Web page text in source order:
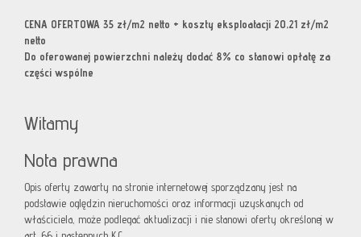
CENA OFERTOWA 35 zł/m2 netto + koszty eksploatacji 20,21 zł/m2
netto
Do oferowanej powierzchni należy dodać 8% co stanowi opłatę za
części wspólne
Witamy
Nota prawna
Opis oferty zawarty na stronie internetowej sporządzany jest na
podstawie oględzin nieruchomości oraz informacji uzyskanych od
właściciela, może podlegać aktualizacji i nie stanowi oferty określonej w